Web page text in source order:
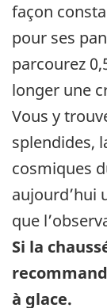
façon
pour ses
parcourez
longer une
Vous y
splendides,
cosmiques
aujourd’hui
que
Si la
à glace.